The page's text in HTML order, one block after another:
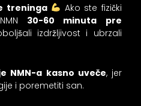
treninga
Ako ste fizički
30-60 minuta pre
izdržljivost i ubrzali
NMN-a kasno uveče, jer
i poremetiti san.